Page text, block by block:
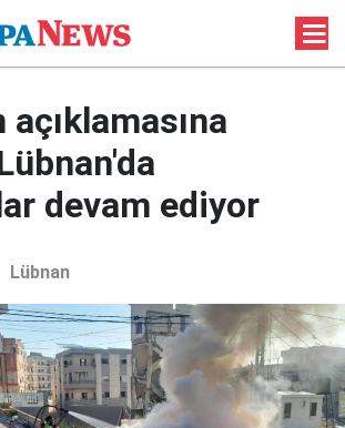
açıklamasına
devam ediyor
Lübnan